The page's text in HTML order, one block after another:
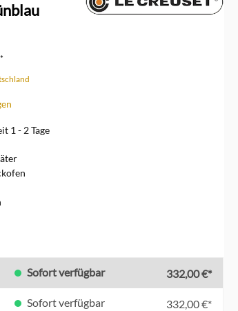
1 - 2 Tage
Sofort verfügbar 332,00 €*
Sofort verfügbar 332,00 €*